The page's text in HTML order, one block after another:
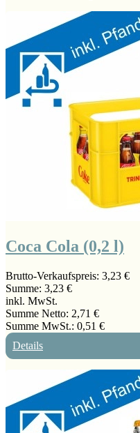
Coca Cola (0,2 l)
Brutto-Verkaufspreis: 3,23 €
Summe: 3,23 €
inkl. MwSt.
Summe Netto: 2,71 €
Summe MwSt.: 0,51 €
Details